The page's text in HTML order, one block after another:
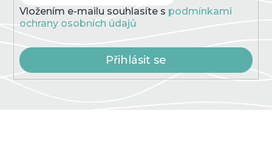
Vložením e-mailu souhlasíte s podmínkami
ochrany osobních údajů
Přihlásit se